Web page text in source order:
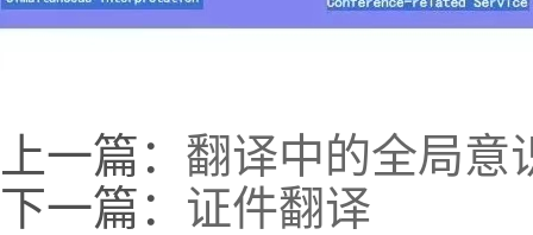
上一篇： 翻译中的全局意
下一篇： 证件翻译